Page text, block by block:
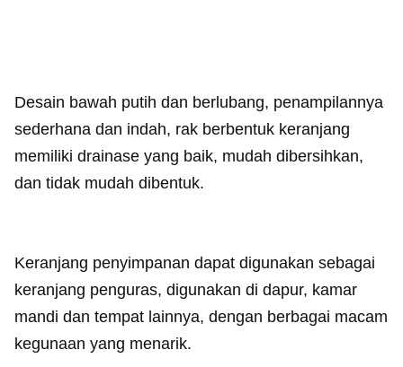
Desain bawah putih dan berlubang, penampilannya
sederhana dan indah, rak berbentuk keranjang
memiliki drainase yang baik, mudah dibersihkan,
dan tidak mudah dibentuk.
Keranjang penyimpanan dapat digunakan sebagai
keranjang penguras, digunakan di dapur, kamar
mandi dan tempat lainnya, dengan berbagai macam
kegunaan yang menarik.